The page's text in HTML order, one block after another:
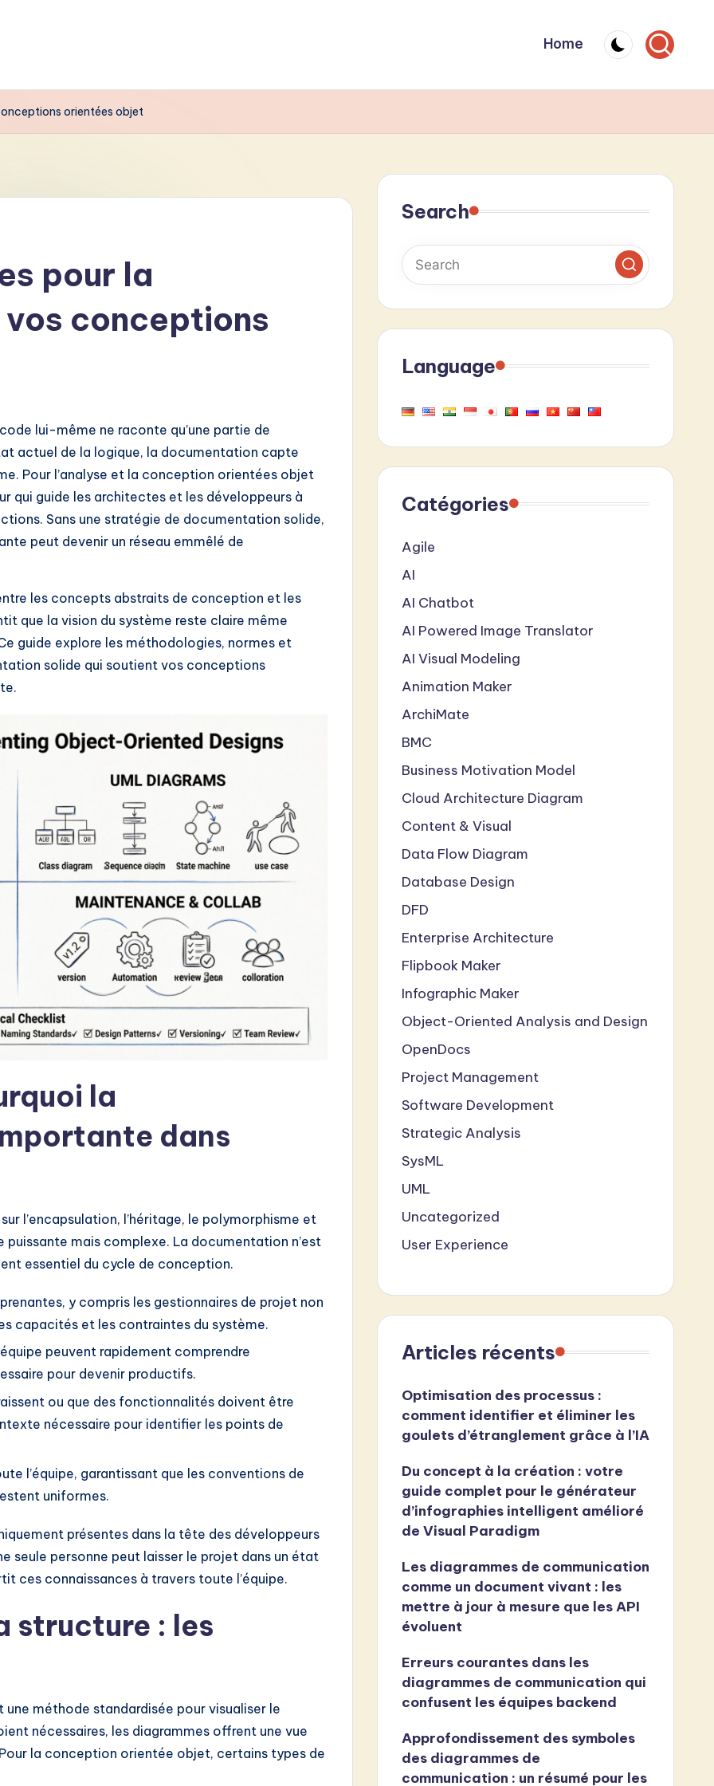
Home
orientées objet
pour la
conceptions
lui-même ne raconte qu’une partie de
actuel de la logique, la documentation capte
Pour l’analyse et la conception orientées objet
qui guide les architectes et les développeurs à
Sans une stratégie de documentation solide,
peut devenir un réseau emmêlé de
les concepts abstraits de conception et les
que la vision du système reste claire même
guide explore les méthodologies, normes et
solide qui soutient vos conceptions
la
dans
l’encapsulation, l’héritage, le polymorphisme et
mais complexe. La documentation n’est
essentiel du cycle de conception.
y compris les gestionnaires de projet non
capacités et les contraintes du système.
peuvent rapidement comprendre
pour devenir productifs.
ou que des fonctionnalités doivent être
nécessaire pour identifier les points de
l’équipe, garantissant que les conventions de
uniformes.
présentes dans la tête des développeurs
seule personne peut laisser le projet dans un état
ces connaissances à travers toute l’équipe.
structure : les
méthode standardisée pour visualiser le
nécessaires, les diagrammes offrent une vue
la conception orientée objet, certains types de
Search
Language
Catégories
Agile
AI
AI Chatbot
AI Powered Image Translator
AI Visual Modeling
Animation Maker
ArchiMate
BMC
Business Motivation Model
Cloud Architecture Diagram
Content & Visual
Data Flow Diagram
Database Design
DFD
Enterprise Architecture
Flipbook Maker
Infographic Maker
Object-Oriented Analysis and Design
OpenDocs
Project Management
Software Development
Strategic Analysis
SysML
UML
Uncategorized
User Experience
Articles récents
Optimisation des processus :
comment identifier et éliminer les
goulets d’étranglement grâce à l’IA
Du concept à la création : votre
guide complet pour le générateur
d’infographies intelligent amélioré
de Visual Paradigm
Les diagrammes de communication
comme un document vivant : les
mettre à jour à mesure que les API
évoluent
Erreurs courantes dans les
diagrammes de communication qui
confusent les équipes backend
Approfondissement des symboles
des diagrammes de
communication : un résumé pour les